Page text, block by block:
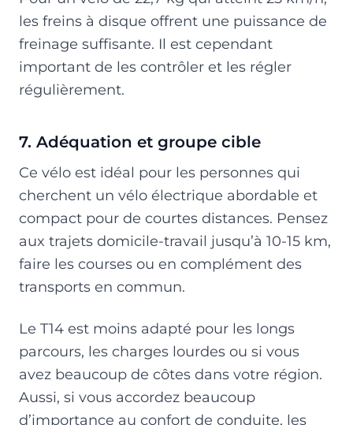
les freins à disque offrent une puissance de
freinage suffisante. Il est cependant
important de les contrôler et les régler
régulièrement.
7. Adéquation et groupe cible
Ce vélo est idéal pour les personnes qui
cherchent un vélo électrique abordable et
compact pour de courtes distances. Pensez
aux trajets domicile-travail jusqu’à 10-15 km,
faire les courses ou en complément des
transports en commun.
Le T14 est moins adapté pour les longs
parcours, les charges lourdes ou si vous
avez beaucoup de côtes dans votre région.
Aussi, si vous accordez beaucoup
d’importance au confort de conduite, les